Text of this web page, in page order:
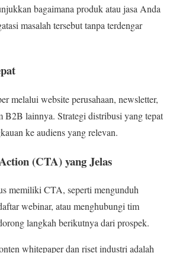
bagaimana produk atau jasa Anda
masalah tersebut tanpa terdengar
melalui website perusahaan, newsletter,
B2B lainnya. Strategi distribusi yang tepat
ke audiens yang relevan.
(CTA) yang Jelas
memiliki CTA, seperti mengunduh
webinar, atau menghubungi tim
langkah berikutnya dari prospek.
whitepaper dan riset industri adalah